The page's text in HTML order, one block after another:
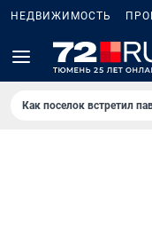
НЕДВИЖИМОСТЬ
Как поселок встретил